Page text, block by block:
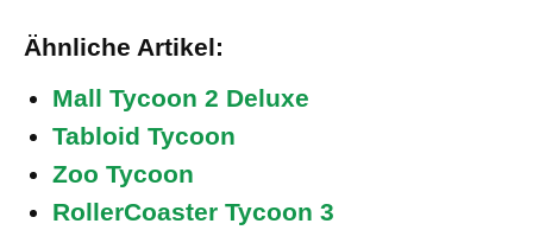
Ähnliche Artikel:
Mall Tycoon 2 Deluxe
Tabloid Tycoon
Zoo Tycoon
RollerCoaster Tycoon 3